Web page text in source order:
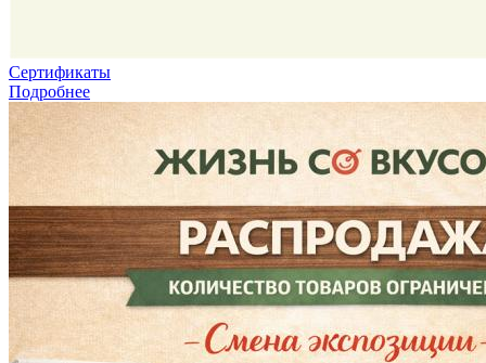
Сертификаты
Подробнее